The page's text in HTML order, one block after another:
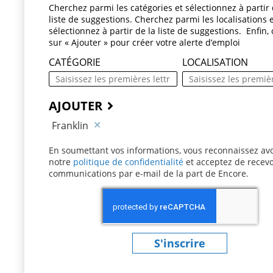
Cherchez parmi les catégories et sélectionnez à partir
liste de suggestions. Cherchez parmi les localisations
sélectionnez à partir de la liste de suggestions. Enfin,
sur « Ajouter » pour créer votre alerte d’emploi
CATÉGORIE LOCALISATION
AJOUTER
Franklin
En soumettant vos informations, vous reconnaissez
notre politique de confidentialité (ce contenu s’ouvre
et acceptez de
communications par e-mail de la part de Encore.
S'inscrire